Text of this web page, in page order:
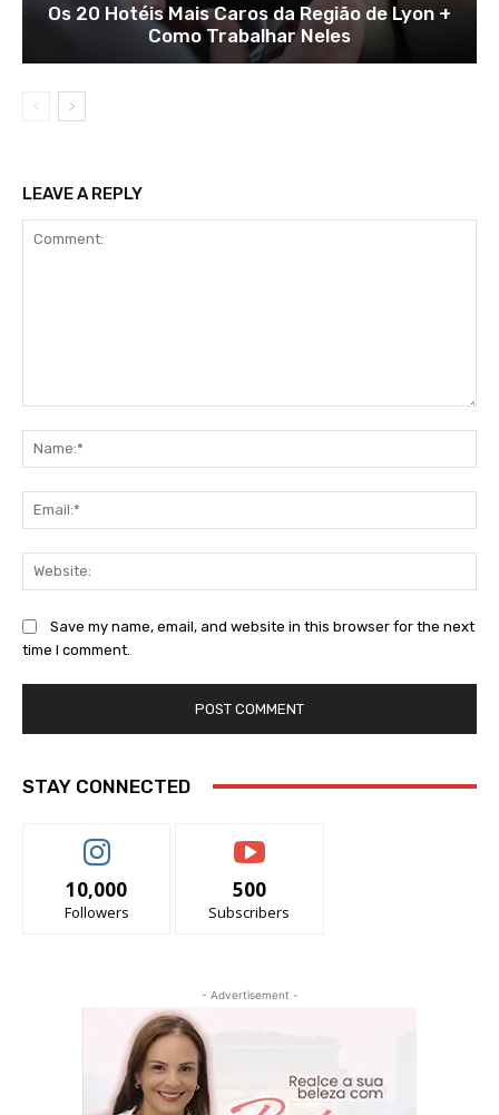
Os 20 Hotéis Mais Caros da Região de Lyon +
Como Trabalhar Neles
LEAVE A REPLY
Save my name, email, and website in this browser for the next
time I comment.
STAY CONNECTED
10,000
Followers
500
Subscribers
- Advertisement -